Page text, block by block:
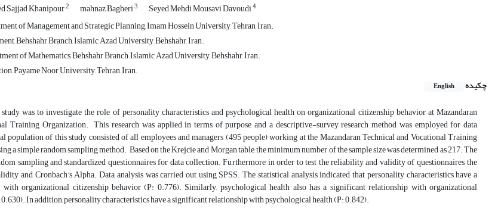
Sajjad Khanipour2 mahnaz Bagheri3 Seyed Mehdi Mousavi Davoudi4
of Management and Strategic Planning, Imam Hossein University, Tehran, Iran.
Behshahr Branch, Islamic Azad University, Behshahr, Iran.
of Mathematics, Behshahr Branch ,Islamic Azad University, Behshahr, Iran.
Payame Noor University, Tehran, Iran.
چکیده
English
was to investigate the role of personality characteristics and psychological health on organizational citizenship behavior at Mazandaran
Training Organization. This research was applied in terms of purpose and a descriptive-survey research method was employed for data
population of this study consisted of all employees and managers (495 people) working at the Mazandaran Technical and Vocational Training
a simple random sampling method. Based on the Krejcie and Morgan table, the minimum number of the sample size was determined as 217. The
sampling and standardized questionnaires for data collection. Furthermore, in order to test the reliability and validity of questionnaires, the
and Cronbach’s Alpha. Data analysis was carried out using SPSS. The statistical analysis indicated that personality characteristics have a
organizational citizenship behavior (P: 0.776). Similarly, psychological health also has a significant relationship with organizational
In addition, personality characteristics have a significant relationship with psychological health (P: 0.842).